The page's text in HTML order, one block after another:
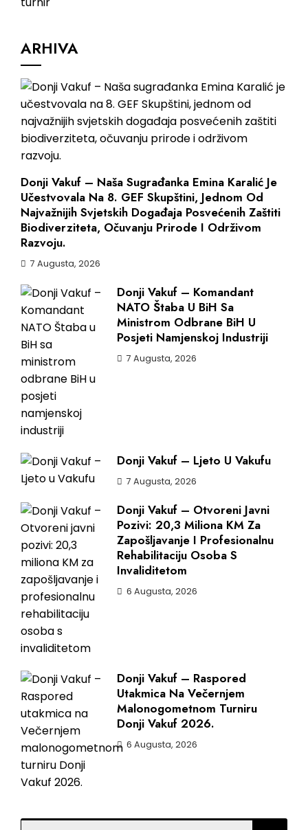
ARHIVA
Donji Vakuf – Naša Sugrađanka Emina Karalić Je
Učestvovala Na 8. GEF Skupštini, Jednom Od
Najvažnijih Svjetskih Događaja Posvećenih Zaštiti
Biodiverziteta, Očuvanju Prirode I Održivom
Razvoju.
7 Augusta, 2026
Donji Vakuf – Komandant
NATO Štaba U BiH Sa
Ministrom Odbrane BiH U
Posjeti Namjenskoj Industriji
7 Augusta, 2026
Donji Vakuf – Ljeto U Vakufu
7 Augusta, 2026
Donji Vakuf – Otvoreni Javni
Pozivi: 20,3 Miliona KM Za
Zapošljavanje I Profesionalnu
Rehabilitaciju Osoba S
Invaliditetom
6 Augusta, 2026
Donji Vakuf – Raspored
Utakmica Na Večernjem
Malonogometnom Turniru
Donji Vakuf 2026.
6 Augusta, 2026